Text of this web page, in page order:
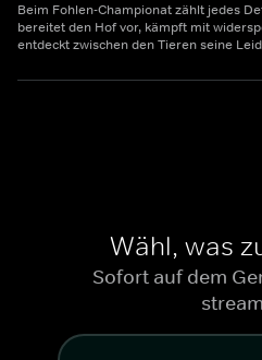
Beim Fohlen-Championat zählt jedes
bereitet den Hof vor, kämpft mit
entdeckt zwischen den Tieren seine
Wähl, was
Sofort auf dem